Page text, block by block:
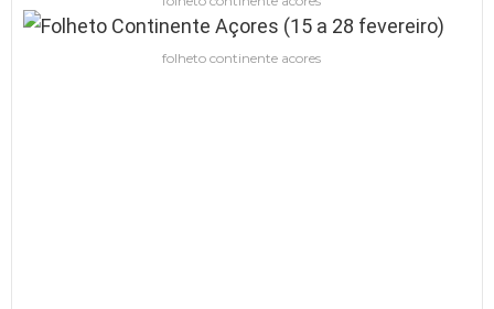
folheto continente acores